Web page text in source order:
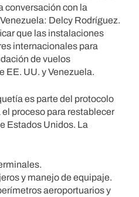
conversación con la
Delcy Rodríguez.
que las instalaciones
internacionales para
de vuelos
EE. UU. y Venezuela.
es parte del protocolo
proceso para restablecer
Estados Unidos. La
y manejo de equipaje.
aeroportuarios y